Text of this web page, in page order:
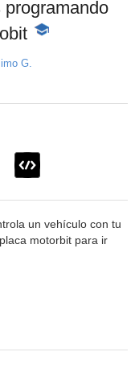
-
G.
un vehículo con tu
motorbit para ir